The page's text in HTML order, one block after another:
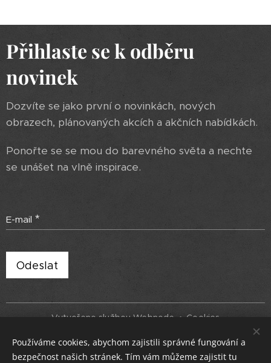
Přihlaste se k odběru
novinek
Dozvíte se jako první o novinkách, nových
obrazech, plánovaných akcích a akčních nabídkách.
Ponořte se se mou do barevného světa a nechte
se unášet na vlně inspirace.
E-mail
Odeslat
Vytvořeno službouWebnode Cookies
Jazyky
Čeština
English
Používáme cookies, abychom zajistili správné fungování a
bezpečnost našich stránek. Tím vám můžeme zajistit tu